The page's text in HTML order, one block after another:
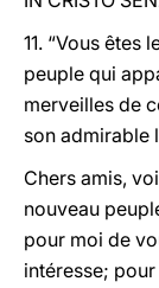
11. “Vous êtes
peuple qui
merveilles de
son admirable
Chers amis,
nouveau
pour moi de
intéresse;